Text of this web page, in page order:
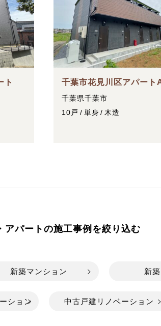
ト 千葉市花見川区アパート
千葉県千葉市
10戸
単身 木造
アパートの施工事例を絞り込む
新築マンション 新
ション 中古戸建リノベーション